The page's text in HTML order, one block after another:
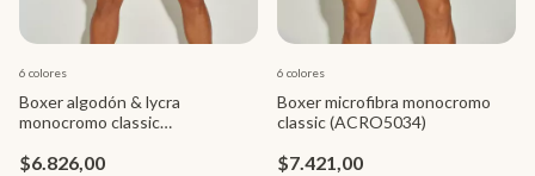
Boxer algodón & lycra
monocromo classic
$6.826,00
6 colores
Boxer microfibra monocromo
classic (ACRO5034)
$7.421,00
6 colores